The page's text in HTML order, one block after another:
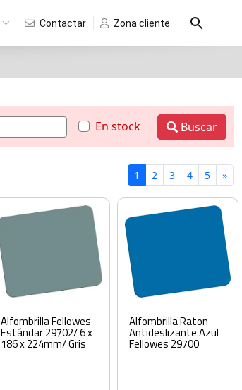
Contactar Zona cliente
En stock Buscar
1 2 3 4 5 »
Alfombrilla Fellowes
Estándar 29702/ 6 x
186 x 224mm/ Gris
Alfombrilla Raton
Antideslizante Azul
Fellowes 29700